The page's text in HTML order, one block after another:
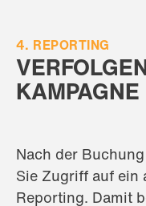
4. REPORTING
KAMPAGNE
Nach der
Sie Zugriff auf ein
Reporting. Damit